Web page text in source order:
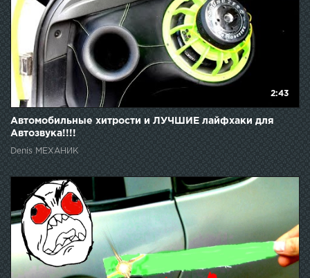
2:43
Автомобильные хитрости и ЛУЧШИЕ лайфхаки для
Автозвука!!!!
Denis МЕХАНИК